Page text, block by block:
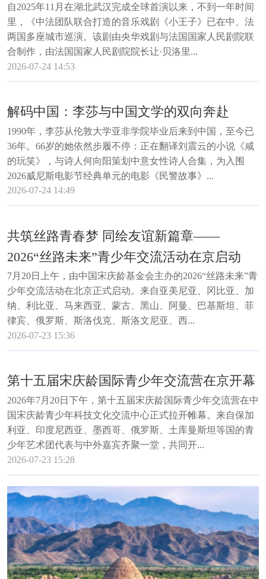
自2025年11月在湖北武汉完成全球首演以来，不到一年时间
里，《中法团队联合打造的音乐戏剧《小王子》已在中、法
两国多座城市巡演。该剧由央华戏剧与法国国家人民剧院联
合制作，由法国国家人民剧院院长让·贝洛里...
2026-07-24 14:53
解码中国：李莎与中国文学的双向奔赴
1990年，李莎从伦敦大学亚非学院毕业后来到中国，至今已
36年。66岁的她依然步履不停：正在翻译刘震云的小说《咸
的玩笑》，与诗人何向阳策划中意女性诗人合集，为入围
2026威尼斯电影节经典单元的电影《民警故事》...
2026-07-24 14:49
共筑丝路青春梦 同绘友谊新篇章——
2026“丝路未来”青少年交流活动在京启动
7月20日上午，由中国宋庆龄基金会主办的2026“丝路未来”青
少年交流活动在北京正式启动。来自亚美尼亚、冈比亚、加
纳、利比亚、马来西亚、蒙古、黑山、阿曼、巴基斯坦、菲
律宾、俄罗斯、斯洛伐克、斯洛文尼亚、西...
2026-07-23 15:36
第十五届宋庆龄国际青少年交流营在京开幕
2026年7月20日下午，第十五届宋庆龄国际青少年交流营在中
国宋庆龄青少年科技文化交流中心正式拉开帷幕。来自保加
利亚、印度尼西亚、墨西哥、俄罗斯、土库曼斯坦等国的青
少年艺术团代表与中外嘉宾齐聚一堂，共同开...
2026-07-23 15:28